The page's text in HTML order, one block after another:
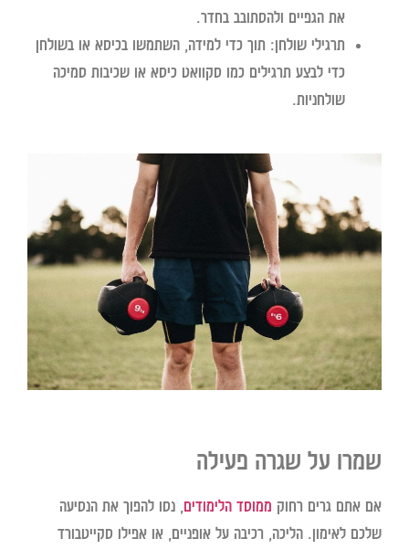
את הגפיים ולהסתובב בחדר.
תרגילי שולחן:תוך כדי למידה, השתמשו בכיסא או בשולחן
כדי לבצע תרגילים כמו סקוואט כיסא או שכיבות סמיכה
שולחניות.
שמרו על שגרה פעילה
אם אתם גרים רחוקממוסד הלימודים, נסו להפוך את הנסיעה
שלכם לאימון. הליכה, רכיבה על אופניים, או אפילו סקייטבורד